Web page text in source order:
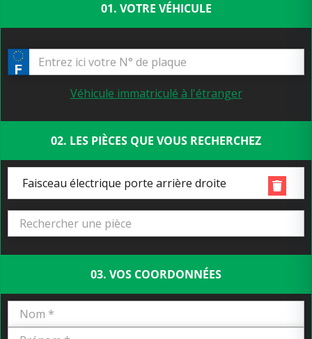
01. VOTRE VÉHICULE
Véhicule immatriculé à l'étranger
02. LES PIÈCES QUE VOUS RECHERCHEZ
Faisceau électrique porte arrière droite
03. VOS COORDONNÉES